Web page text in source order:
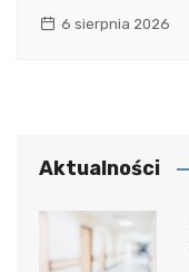
6 sierpnia 2026
Aktualności